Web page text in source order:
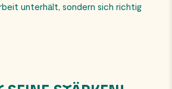
unterhält, sondern sich richtig